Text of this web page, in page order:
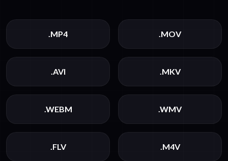
.MP4 .MOV
.AVI .MKV
.WEBM .WMV
.FLV .M4V